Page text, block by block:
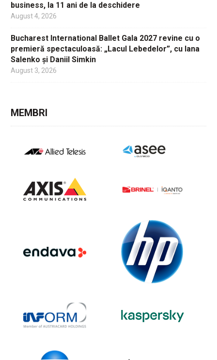
business, la 11 ani de la deschidere
August 4, 2026
Bucharest International Ballet Gala 2027 revine cu o
premieră spectaculoasă: „Lacul Lebedelor”, cu Iana
Salenko și Daniil Simkin
August 3, 2026
MEMBRI